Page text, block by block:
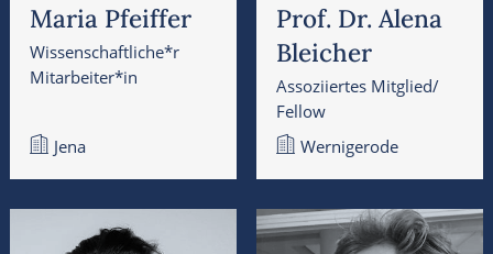
Maria Pfeiffer
Wissenschaftliche*r
Mitarbeiter*in
Jena
Prof. Dr. Alena
Bleicher
Assoziiertes Mitglied/
Fellow
Wernigerode